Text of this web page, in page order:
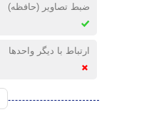
ضبط تصاویر (حافظه)
ارتباط با دیگر واحدها